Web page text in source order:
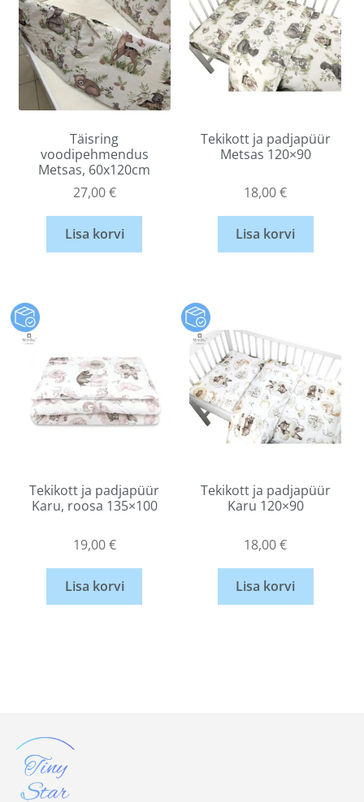
Täisring
voodipehmendus
Metsas, 60x120cm
27,00€
Lisa korvi
Tekikott ja padjapüür
Metsas 120×90
18,00€
Lisa korvi
Tekikott ja padjapüür
Karu, roosa 135×100
19,00€
Lisa korvi
Tekikott ja padjapüür
Karu 120×90
18,00€
Lisa korvi